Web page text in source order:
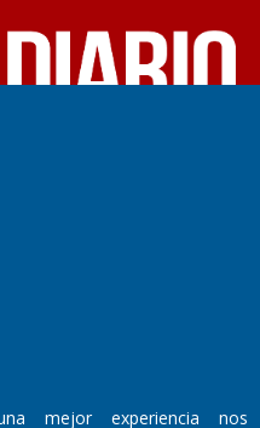
mejor experiencia nos